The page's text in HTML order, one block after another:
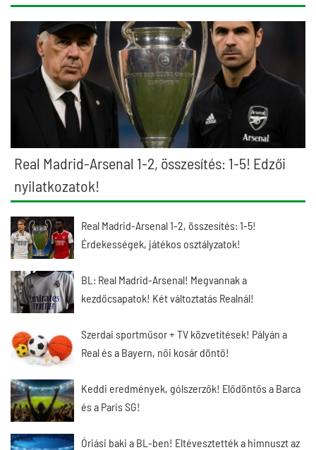
Real Madrid-Arsenal 1-2, összesítés: 1-5! Edzői
nyilatkozatok!
Real Madrid-Arsenal 1-2, összesítés: 1-5!
Érdekességek, játékos osztályzatok!
BL: Real Madrid-Arsenal! Megvannak a
kezdőcsapatok! Két változtatás Realnál!
Szerdai sportműsor + TV közvetítések! Pályán a
Real és a Bayern, női kosár döntő!
Keddi eredmények, gólszerzők! Elődöntős a Barca
és a Paris SG!
Óriási baki a BL-ben! Eltévesztették a himnuszt az